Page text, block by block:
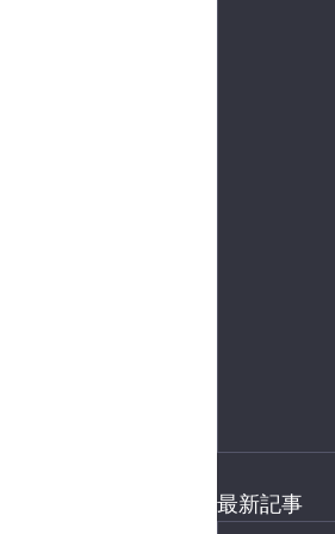
最新記事